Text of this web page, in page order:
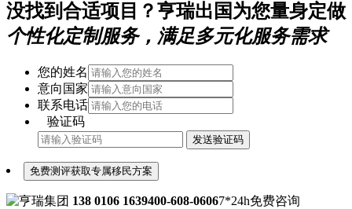
没找到合适项目？亨瑞出国为您量身定做
个性化定制服务，满足多元化服务需求
您的姓名
意向国家
联系电话
验证码
发送验证码
免费测评获取专属移民方案
138 0106 1639400-608-06067*24h免费咨询